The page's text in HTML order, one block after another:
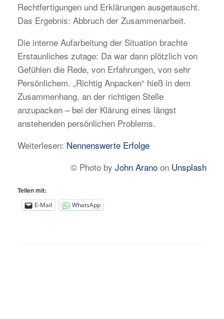
Rechtfertigungen und Erklärungen ausgetauscht.
Das Ergebnis: Abbruch der Zusammenarbeit.
Die interne Aufarbeitung der Situation brachte
Erstaunliches zutage: Da war dann plötzlich von
Gefühlen die Rede, von Erfahrungen, von sehr
Persönlichem. „Richtig Anpacken“ hieß in dem
Zusammenhang, an der richtigen Stelle
anzupacken – bei der Klärung eines längst
anstehenden persönlichen Problems.
Weiterlesen: Nennenswerte Erfolge
© Photo by John Arano on Unsplash
Teilen mit:
E-Mail WhatsApp